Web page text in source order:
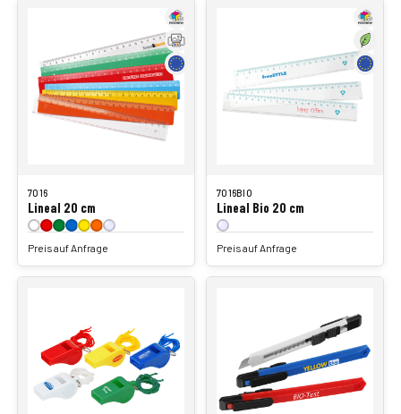
7016
Lineal 20 cm
Preis auf Anfrage
7016BIO
Lineal Bio 20 cm
Preis auf Anfrage